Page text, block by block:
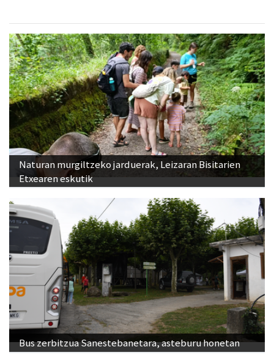
Naturan murgiltzeko jarduerak, Leizaran Bisitarien
Etxearen eskutik
Bus zerbitzua Sanestebanetara, asteburu honetan